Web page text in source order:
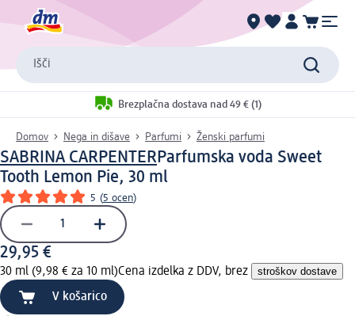
Išči
Brezplačna dostava nad 49 € (1)
Domov Nega in dišave Parfumi Ženski parfumi
SABRINA CARPENTERParfumska voda Sweet
Tooth Lemon Pie, 30 ml
5 (5 ocen)
29,95 €
30 ml (9,98 € za 10 ml)Cena izdelka z DDV, brez stroškov dostave
V košarico